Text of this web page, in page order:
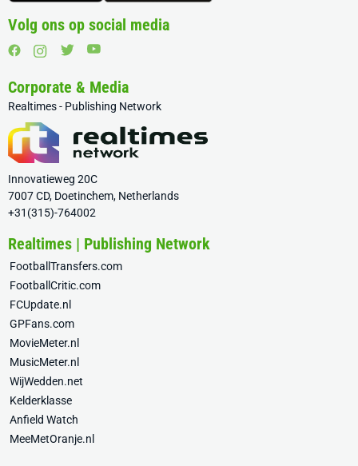
Volg ons op social media
Corporate & Media
Realtimes - Publishing Network
Innovatieweg 20C
7007 CD, Doetinchem, Netherlands
+31(315)-764002
Realtimes | Publishing Network
FootballTransfers.com
FootballCritic.com
FCUpdate.nl
GPFans.com
MovieMeter.nl
MusicMeter.nl
WijWedden.net
Kelderklasse
Anfield Watch
MeeMetOranje.nl